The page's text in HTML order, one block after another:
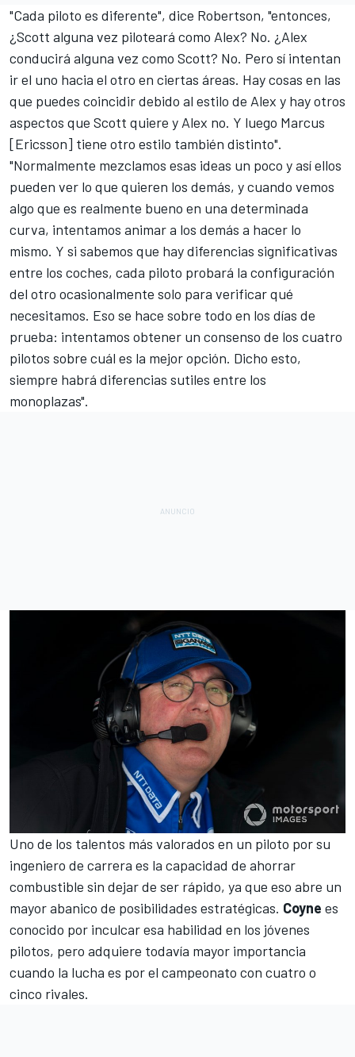
"Cada piloto es diferente", dice Robertson, "entonces,
¿Scott alguna vez piloteará como Alex? No. ¿Alex
conducirá alguna vez como Scott? No. Pero sí intentan
ir el uno hacia el otro en ciertas áreas. Hay cosas en las
que puedes coincidir debido al estilo de Alex y hay otros
aspectos que Scott quiere y Alex no. Y luego Marcus
[Ericsson] tiene otro estilo también distinto".
"Normalmente mezclamos esas ideas un poco y así ellos
pueden ver lo que quieren los demás, y cuando vemos
algo que es realmente bueno en una determinada
curva, intentamos animar a los demás a hacer lo
mismo. Y si sabemos que hay diferencias significativas
entre los coches, cada piloto probará la configuración
del otro ocasionalmente solo para verificar qué
necesitamos. Eso se hace sobre todo en los días de
prueba: intentamos obtener un consenso de los cuatro
pilotos sobre cuál es la mejor opción. Dicho esto,
siempre habrá diferencias sutiles entre los
monoplazas".
Uno de los talentos más valorados en un piloto por su
ingeniero de carrera es la capacidad de ahorrar
combustible sin dejar de ser rápido, ya que eso abre un
mayor abanico de posibilidades estratégicas. Coyne es
conocido por inculcar esa habilidad en los jóvenes
pilotos, pero adquiere todavía mayor importancia
cuando la lucha es por el campeonato con cuatro o
cinco rivales.